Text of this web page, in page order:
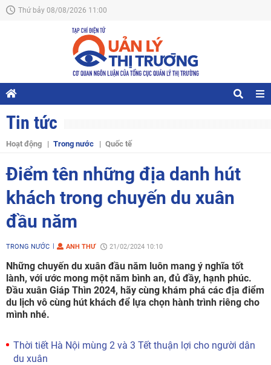
Thứ bảy 08/08/2026 11:00
Tin tức
Hoạt động Trong nước Quốc tế
Điểm tên những địa danh hút
khách trong chuyến du xuân
đầu năm
TRONG NƯỚC ANH THƯ 21/02/2024 10:10
Những chuyến du xuân đầu năm luôn mang ý nghĩa tốt
lành, với ước mong một năm bình an, đủ đầy, hạnh phúc.
Đầu xuân Giáp Thìn 2024, hãy cùng khám phá các địa điểm
du lịch vô cùng hút khách để lựa chọn hành trình riêng cho
mình nhé.
Thời tiết Hà Nội mùng 2 và 3 Tết thuận lợi cho người dân
du xuân